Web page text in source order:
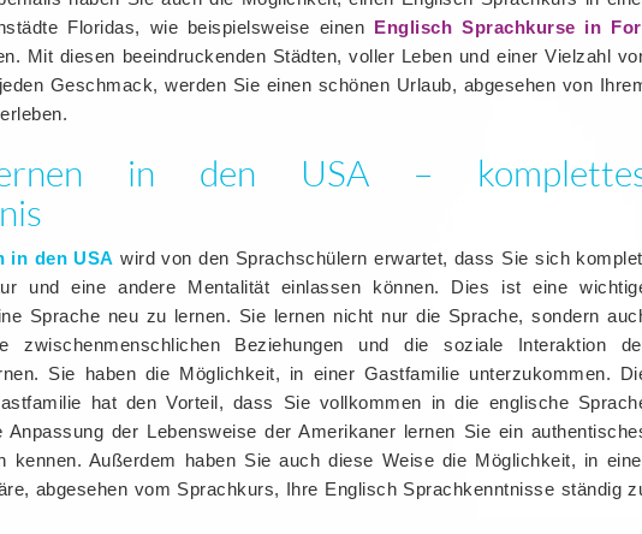
Floridas, wie beispielsweise einen Englisch Sprachkurse in
Mit diesen beeindruckenden Städten, voller Leben und einer Vielzahl
Geschmack, werden Sie einen schönen Urlaub, abgesehen von
in den USA –
in den USA wird von den Sprachschülern erwartet, dass Sie sich
und eine andere Mentalität einlassen können. Dies ist eine
Sprache neu zu lernen. Sie lernen nicht nur die Sprache, sondern
zwischenmenschlichen Beziehungen und die soziale Interaktion
Sie haben die Möglichkeit, in einer Gastfamilie unterzukommen.
hat den Vorteil, dass Sie vollkommen in die englische
Anpassung der Lebensweise der Amerikaner lernen Sie ein
kennen. Außerdem haben Sie auch diese Weise die Möglichkeit, in
abgesehen vom Sprachkurs, Ihre Englisch Sprachkenntnisse ständig